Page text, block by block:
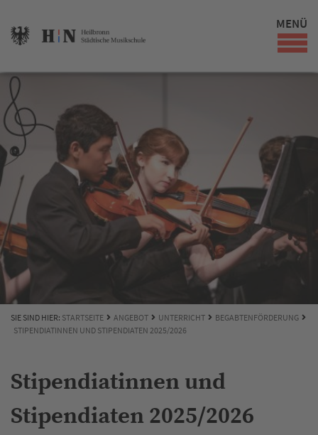
MENÜ
SIE SIND HIER: STARTSEITE ANGEBOT UNTERRICHT
BEGABTENFÖRDERUNG
STIPENDIATINNEN UND STIPENDIATEN 2025/2026
Stipendiatinnen und
Stipendiaten 2025/2026